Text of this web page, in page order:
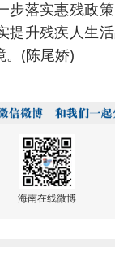
步落实惠残政
提升残疾人生
。(陈尾娇)
海南在线微博